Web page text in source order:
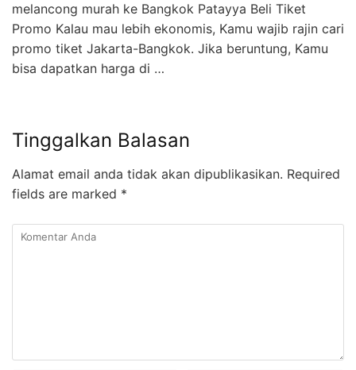
melancong murah ke Bangkok Patayya Beli Tiket
Promo Kalau mau lebih ekonomis, Kamu wajib rajin cari
promo tiket Jakarta-Bangkok. Jika beruntung, Kamu
bisa dapatkan harga di …
Tinggalkan Balasan
Alamat email anda tidak akan dipublikasikan. Required
fields are marked *